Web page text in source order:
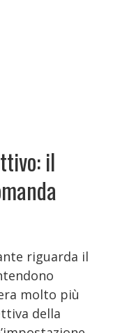
il
riguarda il
molto più
della